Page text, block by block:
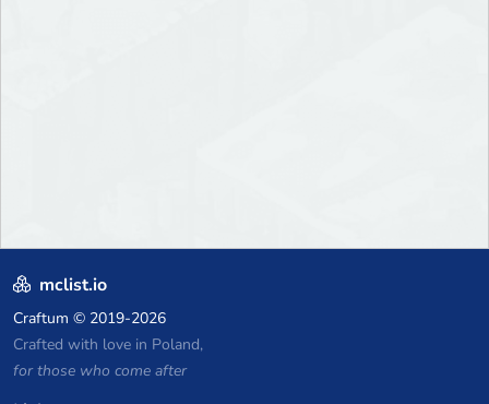
mclist.io
Craftum © 2019-2026
Crafted with love in Poland,
for those who come after